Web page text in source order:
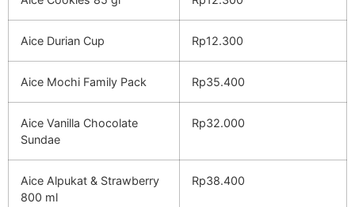
Aice Durian Cup Rp12.300
Aice Mochi Family Pack Rp35.400
Aice Vanilla Chocolate
Sundae
Rp32.000
Aice Alpukat & Strawberry
800 ml
Rp38.400